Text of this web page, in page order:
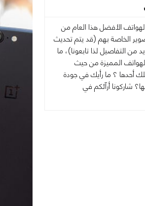
الأفضل هذا العام من
الخاصة بهم (قد يتم تحديث
من التفاصيل لذا تابعونا)، ما
المميزة من حيث
أحدها ؟ ما رأيك في جودة
شاركونا أرآئكم في